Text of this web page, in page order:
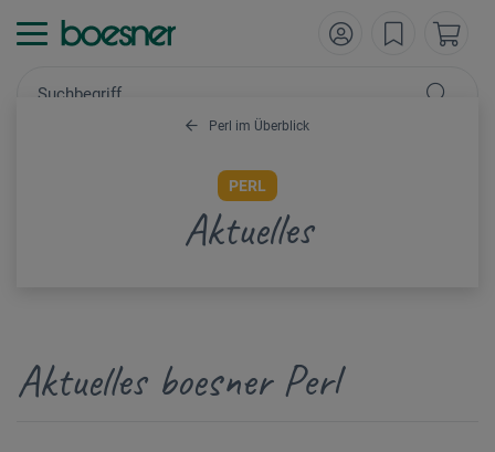
Perl im Überblick
PERL
Aktuelles
Aktuelles boesner Perl